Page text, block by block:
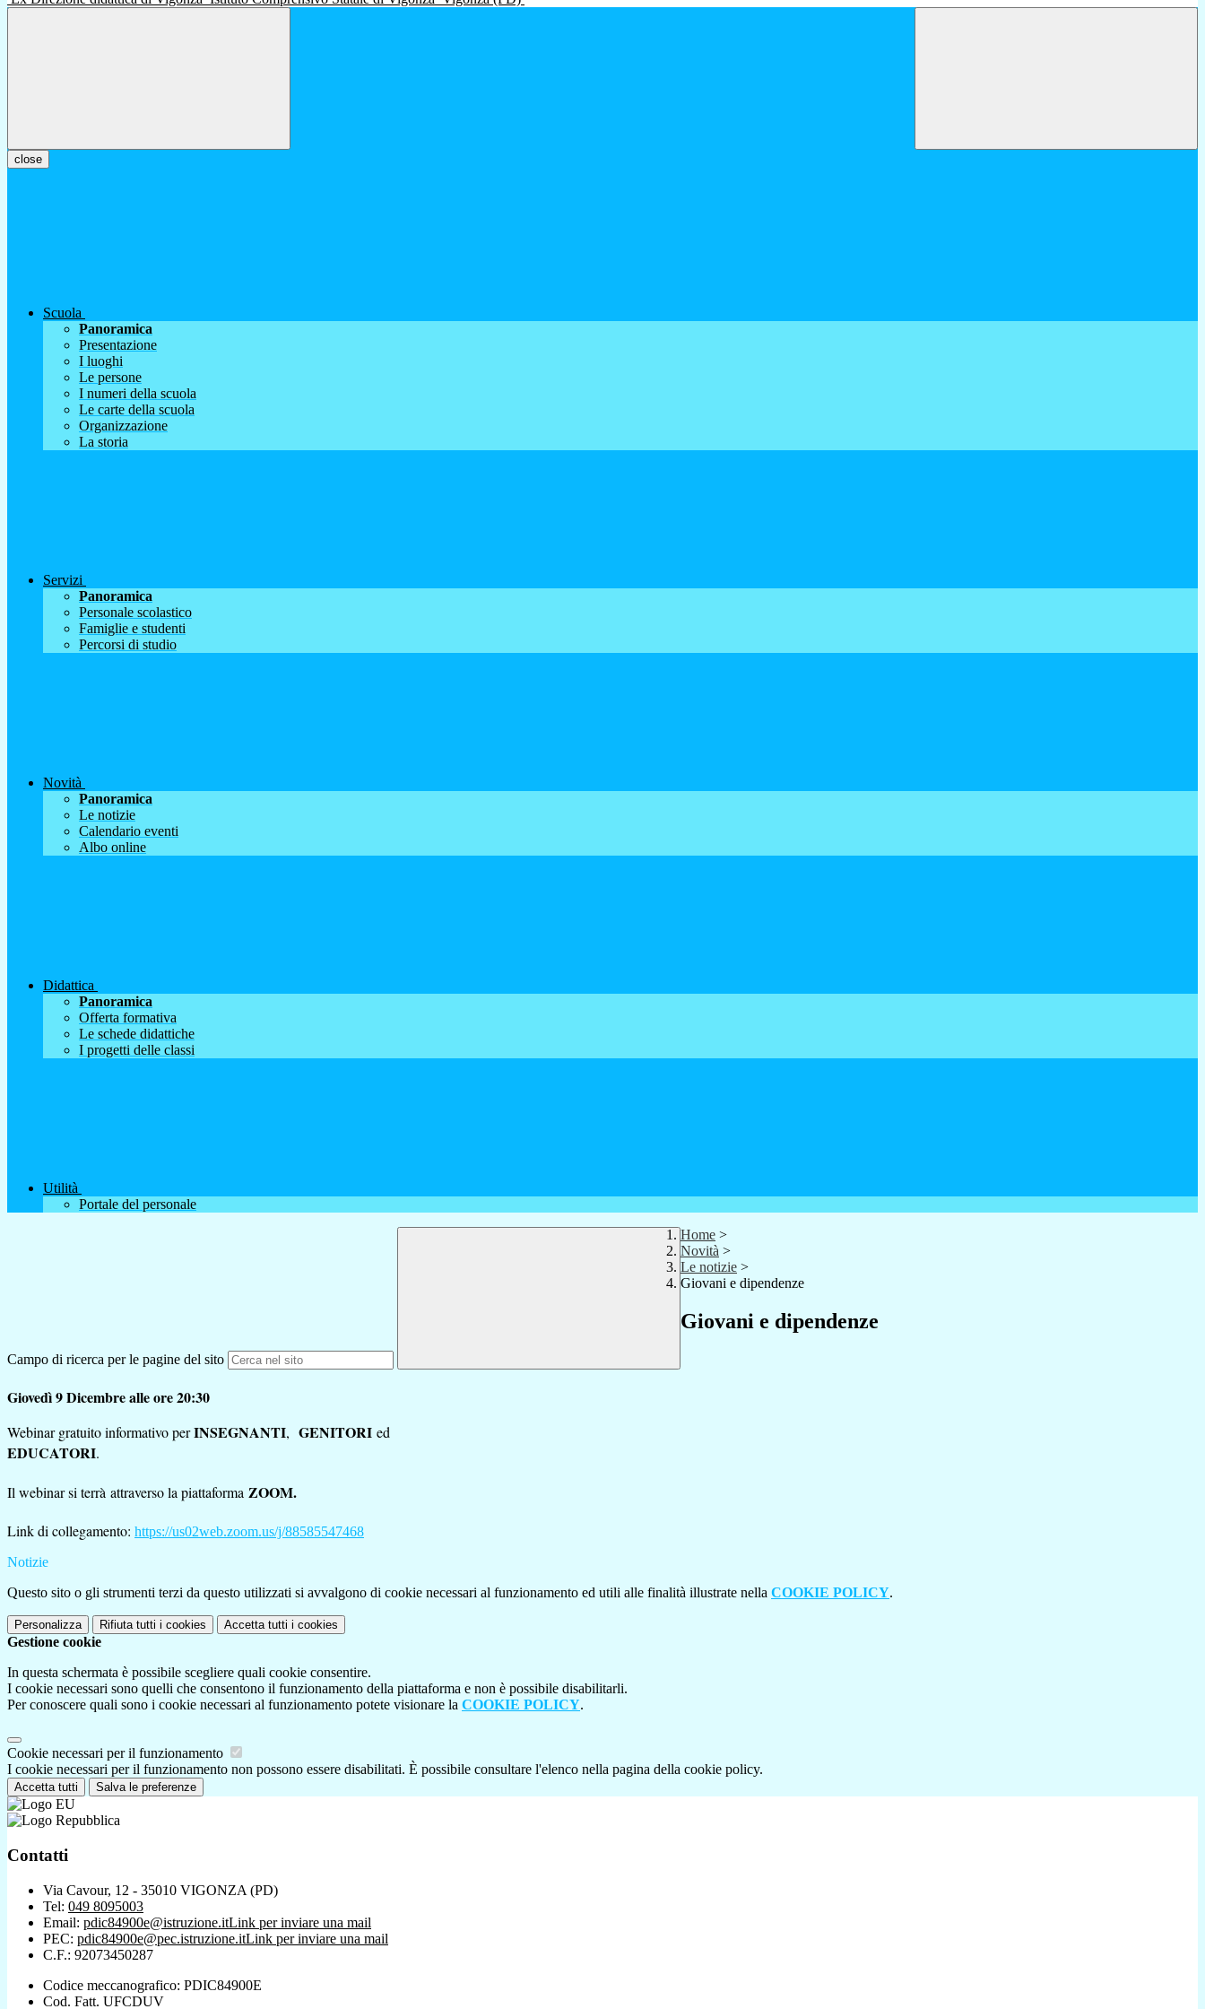
close
Scuola
Panoramica
Presentazione
I luoghi
Le persone
I numeri della scuola
Le carte della scuola
Organizzazione
La storia
Servizi
Panoramica
Personale scolastico
Famiglie e studenti
Percorsi di studio
Novità
Panoramica
Le notizie
Calendario eventi
Albo online
Didattica
Panoramica
Offerta formativa
Le schede didattiche
I progetti delle classi
Utilità
Portale del personale
Campo di ricerca per le pagine del sito
Home >
Novità >
Le notizie >
Giovani e dipendenze
Giovani e dipendenze
Giovedì 9 Dicembre alle ore 20:30
Webinar gratuito informativo perINSEGNANTI, GENITORI ed
EDUCATORI.
Il webinar si terrà attraverso la piattaforma ZOOM.
Link di collegamento: https://us02web.zoom.us/j/88585547468
Notizie
Questo sito o gli strumenti terzi da questo utilizzati si avvalgono di cookie necessari al funzionamento ed utili alle finalità illustrate nella COOKIE POLICY.
Personalizza Rifiuta tutti i cookies Accetta tutti i cookies
Gestione cookie
In questa schermata è possibile scegliere quali cookie consentire.
I cookie necessari sono quelli che consentono il funzionamento della piattaforma e non è possibile disabilitarli.
Per conoscere quali sono i cookie necessari al funzionamento potete visionare la COOKIE POLICY.
Cookie necessari per il funzionamento
I cookie necessari per il funzionamento non possono essere disabilitati. È possibile consultare l'elenco nella pagina della cookie policy.
Accetta tutti Salva le preferenze
Contatti
Via Cavour, 12 - 35010 VIGONZA (PD)
Tel: 049 8095003
Email: pdic84900e@istruzione.itLink per inviare una mail
PEC: pdic84900e@pec.istruzione.itLink per inviare una mail
C.F.: 92073450287
Codice meccanografico: PDIC84900E
Cod. Fatt. UFCDUV